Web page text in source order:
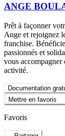
ANGE
Prêt à façonner
Ange et rejoignez
franchise.
passionnés et
vous accompagner
activité.
Documentation
Mettre en favoris
Favoris